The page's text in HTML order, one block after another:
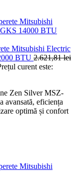
Mitsubishi Electric
BTU 2.621,81lei
curent este:
Zen Silver MSZ-
eficiența
optimă și confort